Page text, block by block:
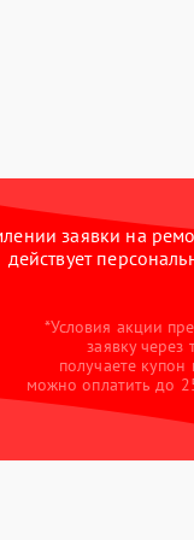
заявки на
действует
*Условия акции
заявку
получаете
можно оплатить до